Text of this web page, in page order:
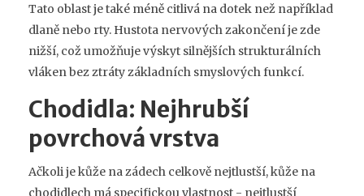
Tato oblast je také méně citlivá na dotek než například
dlaně nebo rty. Hustota nervových zakončení je zde
nižší, což umožňuje výskyt silnějších strukturálních
vláken bez ztráty základních smyslových funkcí.
Chodidla: Nejhrubší
povrchová vrstva
Ačkoli je kůže na zádech celkově nejtlustší, kůže na
chodidlech má specifickou vlastnost - nejtlustší